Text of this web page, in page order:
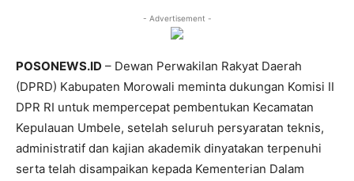
- Advertisement -
POSONEWS.ID – Dewan Perwakilan Rakyat Daerah
(DPRD) Kabupaten Morowali meminta dukungan Komisi II
DPR RI untuk mempercepat pembentukan Kecamatan
Kepulauan Umbele, setelah seluruh persyaratan teknis,
administratif dan kajian akademik dinyatakan terpenuhi
serta telah disampaikan kepada Kementerian Dalam